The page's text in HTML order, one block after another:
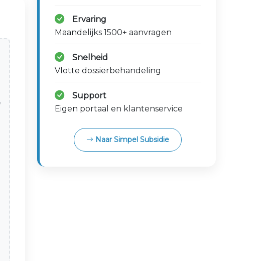
Ervaring
Maandelijks 1500+ aanvragen
Snelheid
Vlotte dossierbehandeling
Support
Eigen portaal en klantenservice
Naar Simpel Subsidie